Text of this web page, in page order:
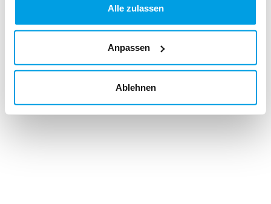
Alle zulassen
Anpassen
Ablehnen